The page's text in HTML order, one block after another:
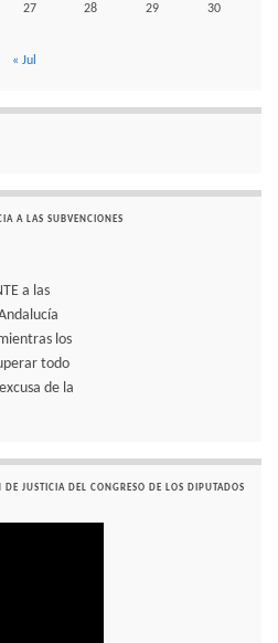
27 28 29
30
« Jul
A LAS SUBVENCIONES
a las
los
todo
de la
DE JUSTICIA DEL CONGRESO DE LOS DIPUTADOS